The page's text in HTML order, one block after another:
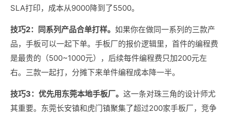
SLA打印，成本从9000降到了5500。
技巧2：同系列产品合单打样。 如果你在做同一系列的三款产
品，手板可以一起下单。手板厂的报价逻辑里，首件的编程费
是最贵的（500~1000元），后续每件编程费只加200元左
右。三款一起打，分摊下来单件编程成本降一半。
技巧3：优先用东莞本地手板厂。 这一条对珠三角的设计师尤
其重要。东莞长安镇和虎门镇聚集了超过200家手板厂，竞争